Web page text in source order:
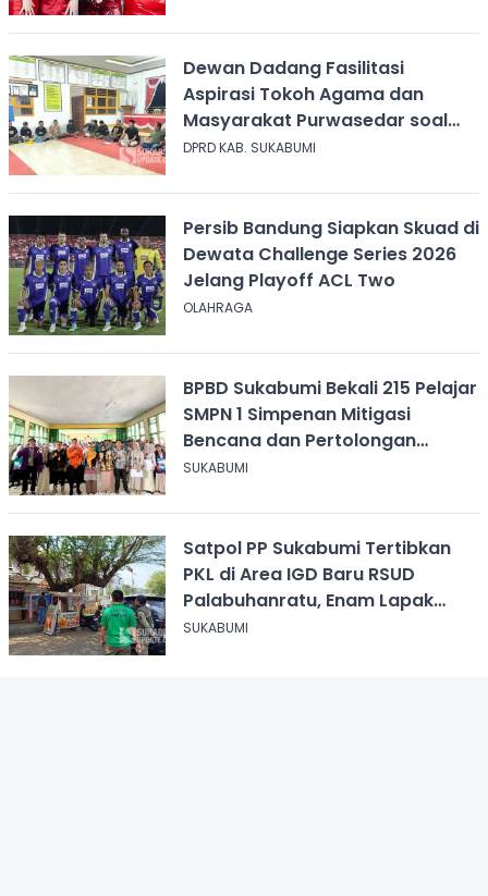
Dewan Dadang Fasilitasi
Aspirasi Tokoh Agama dan
Masyarakat Purwasedar soal
Penolakan Konser Reggae
DPRD KAB. SUKABUMI
Persib Bandung Siapkan Skuad di
Dewata Challenge Series 2026
Jelang Playoff ACL Two
OLAHRAGA
BPBD Sukabumi Bekali 215 Pelajar
SMPN 1 Simpenan Mitigasi
Bencana dan Pertolongan
Psikologis
SUKABUMI
Satpol PP Sukabumi Tertibkan
PKL di Area IGD Baru RSUD
Palabuhanratu, Enam Lapak
Dibongkar Mandiri
SUKABUMI